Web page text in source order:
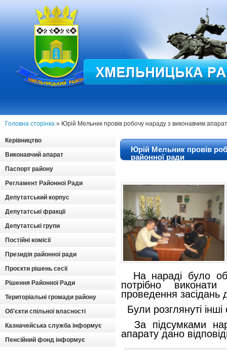
Головна сторінка » Юрій Мельник провів робочу нараду з виконавчим
Керівництво
Виконавчий апарат
Паспорт району
Регламент Районної Ради
Депутатський корпус
Депутатські фракції
Депутатські групи
Постійні комісії
Президія районної ради
Проєкти рішень сесії
Рішення Районної Ради
Територіальні громади району
Об'єкти спільної власності
Казначейська служба інформує
Пенсійний фонд інформує
Юрій Мельник провів
районної ради
На нараді було
потрібно
проведення засідань
Були розглянуті інші
За підсумками
апарату дано